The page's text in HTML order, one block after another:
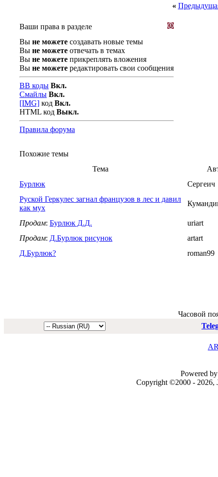
«
Ваши права в разделе
Вы не можете создавать новые темы
Вы не можете отвечать в темах
Вы не можете прикреплять вложения
Вы не можете редактировать свои сообщения
BB коды Вкл.
Смайлы Вкл.
[IMG] код Вкл.
HTML код Выкл.
Правила форума
Похожие темы
Тема
Бурлюк
Сергеич
Руской Геркулес загнал французов в лес и давил
как мух
Продам: Бурлюк Д.Д.
uriart
Продам: Д.Бурлюк рисунок
artart
Д.Бурлюк?
roman99
Часовой
Powered
Copyright ©2000 - 2026,